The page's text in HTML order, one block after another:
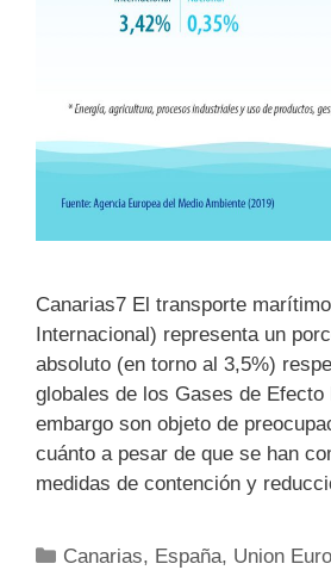
Canarias7 El transporte
Internacional) representa un
absoluto (en torno al 3,5%)
globales de los Gases de
embargo son objeto de
cuánto a pesar de que se han
medidas de contención y
Canarias, España, Union